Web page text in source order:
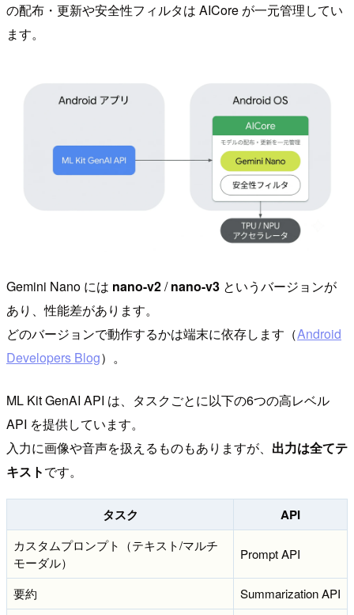
の配布・更新や安全性フィルタは AICore が一元管理してい
ます。
Gemini Nano には nano-v2/nano-v3 というバージョンが
あり、性能差があります。
どのバージョンで動作するかは端末に依存します（Android
Developers Blog）。
ML Kit GenAI API は、タスクごとに以下の6つの高レベル
API を提供しています。
入力に画像や音声を扱えるものもありますが、 出力は全てテ
キストです。
タスク API
カスタムプロンプト（テキスト/マルチ
モーダル）
Prompt API
要約
Summarization API